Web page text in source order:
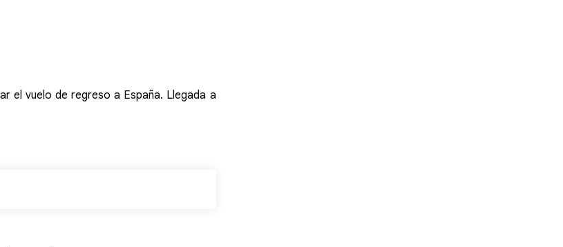
el vuelo de regreso a España. Llegada a